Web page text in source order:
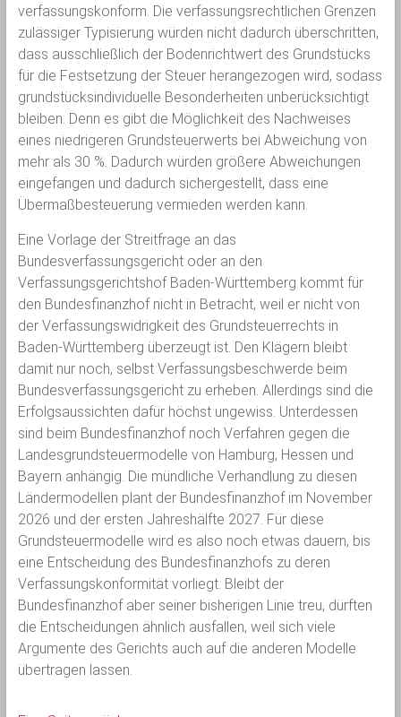
verfassungskonform. Die verfassungsrechtlichen Grenzen
zulässiger Typisierung würden nicht dadurch überschritten,
dass ausschließlich der Bodenrichtwert des Grundstücks
für die Festsetzung der Steuer herangezogen wird, sodass
grundstücksindividuelle Besonderheiten unberücksichtigt
bleiben. Denn es gibt die Möglichkeit des Nachweises
eines niedrigeren Grundsteuerwerts bei Abweichung von
mehr als 30 %. Dadurch würden größere Abweichungen
eingefangen und dadurch sichergestellt, dass eine
Übermaßbesteuerung vermieden werden kann.
Eine Vorlage der Streitfrage an das
Bundesverfassungsgericht oder an den
Verfassungsgerichtshof Baden-Württemberg kommt für
den Bundesfinanzhof nicht in Betracht, weil er nicht von
der Verfassungswidrigkeit des Grundsteuerrechts in
Baden-Württemberg überzeugt ist. Den Klägern bleibt
damit nur noch, selbst Verfassungsbeschwerde beim
Bundesverfassungsgericht zu erheben. Allerdings sind die
Erfolgsaussichten dafür höchst ungewiss. Unterdessen
sind beim Bundesfinanzhof noch Verfahren gegen die
Landesgrundsteuermodelle von Hamburg, Hessen und
Bayern anhängig. Die mündliche Verhandlung zu diesen
Ländermodellen plant der Bundesfinanzhof im November
2026 und der ersten Jahreshälfte 2027. Für diese
Grundsteuermodelle wird es also noch etwas dauern, bis
eine Entscheidung des Bundesfinanzhofs zu deren
Verfassungskonformität vorliegt. Bleibt der
Bundesfinanzhof aber seiner bisherigen Linie treu, dürften
die Entscheidungen ähnlich ausfallen, weil sich viele
Argumente des Gerichts auch auf die anderen Modelle
übertragen lassen.